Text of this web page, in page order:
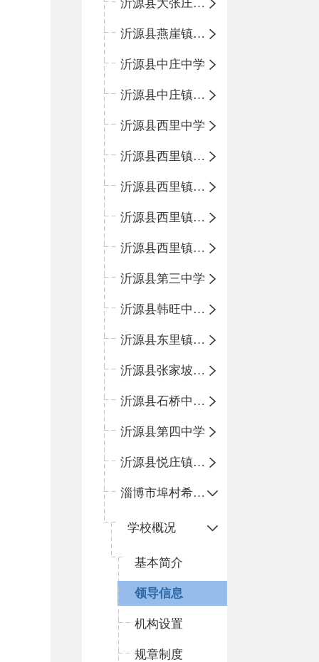
沂源县大张庄中心学校
沂源县燕崖镇中心小学
沂源县中庄中学
沂源县中庄镇中心小学
沂源县西里中学
沂源县西里镇中心小学
沂源县西里镇柳枝峪回民小学
沂源县西里镇金星完全小学
沂源县西里镇团圆小学
沂源县第三中学
沂源县韩旺中心学校
沂源县东里镇中心小学
沂源县张家坡中心学校
沂源县石桥中心学校
沂源县第四中学
沂源县悦庄镇中心小学
淄博市埠村希望小学
学校概况
基本简介
领导信息
机构设置
规章制度